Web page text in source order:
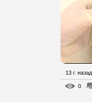
13 г. назад
0